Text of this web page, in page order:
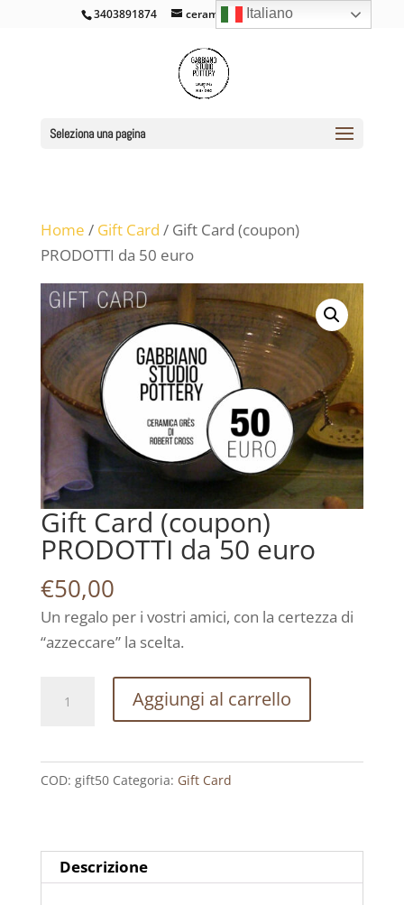
3403891874 ceramicacross@gmail.com
Seleziona una pagina
Home / Gift Card / Gift Card (coupon)
PRODOTTI da 50 euro
Gift Card (coupon)
PRODOTTI da 50 euro
€50,00
Un regalo per i vostri amici, con la certezza di
“azzeccare” la scelta.
Card
PRODOTTI
da
quantità
Aggiungi al carrello
COD: gift50 Categoria: Gift Card
Descrizione
Italiano